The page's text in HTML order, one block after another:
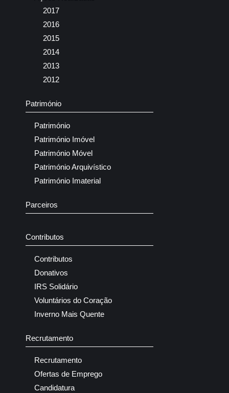
2017
2016
2015
2014
2013
2012
Património
Património
Património Imóvel
Património Móvel
Património Arquivístico
Património Imaterial
Parceiros
Contributos
Contributos
Donativos
IRS Solidário
Voluntários do Coração
Inverno Mais Quente
Recrutamento
Recrutamento
Ofertas de Emprego
Candidatura